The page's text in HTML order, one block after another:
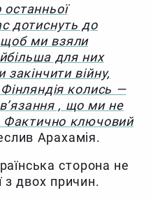
дотиснуть до
щоб ми взяли
для них
війну,
колись —
, що ми не
ключовий
Арахамія.
сторона не
з двох причин.